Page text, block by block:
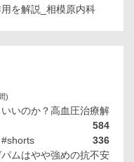
を解説_相模原内科
)
いのか？高血圧治療解
584
336
ムはやや強めの抗不安